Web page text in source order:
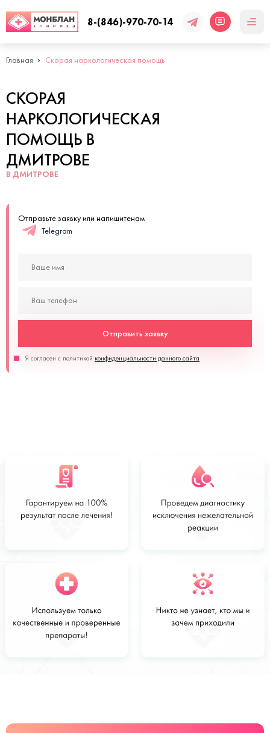
8-(846)-970-70-14
Главная Скорая наркологическая помощь
СКОРАЯ
НАРКОЛОГИЧЕСКАЯ
ПОМОЩЬ В
ДМИТРОВЕ
В ДМИТРОВЕ
Отправьте заявку или напишитенам
Telegram
Отправить заявку
Я согласен с политикой конфиденциальности данного сайта
Стоимость
от 5000 руб
Заказать